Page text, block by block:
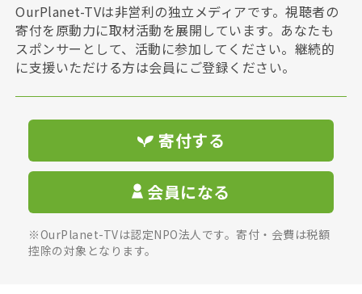
OurPlanet-TVは非営利の独立メディアです。視聴者の
寄付を原動力に取材活動を展開しています。あなたも
スポンサーとして、活動に参加してください。継続的
に支援いただける方は会員にご登録ください。
寄付する
会員になる
※OurPlanet-TVは認定NPO法人です。寄付・会費は税額
控除の対象となります。